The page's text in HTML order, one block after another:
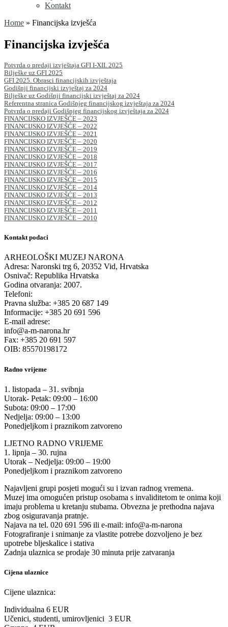
Kontakt
Home » Financijska izvješća
Financijska izvješća
Potvrda o predaji izvještaja GFI I-XII. 2025
Bilješke uz GFI 2025
GFI 2025. Obrasci financijskih izvještaja
Godišnji financijski izvještaj za 2024
Bilješke uz Godišnji financijski izvještaj za 2024
Referentna stranica Godišnjeg financijskog izvještaja za 2024
Potvrda o predaji Godišnjeg financijskog izvještaja za 2024
FINANCIJSKO IZVJEŠĆE – 2023
FINANCIJSKO IZVJEŠĆE – 2022
FINANCIJSKO IZVJEŠĆE – 2021
FINANCIJSKO IZVJEŠĆE – 2020
FINANCIJSKO IZVJEŠĆE – 2019
FINANCIJSKO IZVJEŠĆE – 2018
FINANCIJSKO IZVJEŠĆE – 2017
FINANCIJSKO IZVJEŠĆE – 2016
FINANCIJSKO IZVJEŠĆE – 2015
FINANCIJSKO IZVJEŠĆE – 2014
FINANCIJSKO IZVJEŠĆE – 2013
FINANCIJSKO IZVJEŠĆE – 2012
FINANCIJSKO IZVJEŠĆE – 2011
FINANCIJSKO IZVJEŠĆE – 2010
Kontakt podaci
ARHEOLOŠKI MUZEJ NARONA
Adresa: Naronski trg 6, 20352 Vid, Hrvatska
Osnivač: Republika Hrvatska
Godina otvaranja: 2007.
Telefoni:
Pravna služba: +385 20 687 149
Informacije: +385 20 691 596
E-mail adrese:
info@a-m-narona.hr
Fax: +385 20 691 597
OIB: 85570198172
Radno vrijeme
1. listopada – 31. svibnja
Utorak- Petak: 09:00 – 16:00
Subota: 09:00 – 17:00
Nedjelja: 09:00 – 13:00
Ponedjeljkom i praznikom zatvoreno
LJETNO RADNO VRIJEME
1. lipnja – 30. rujna
Utorak – Nedjelja: 09:00 – 19:00
Ponedjeljkom i praznikom zatvoreno
Najavljeni grupi posjeti mogući su i izvan radnog vremena.
Muzej ima omogućen pristup osobama s invaliditetom te onima koji
imaju problema u kretanju stubama. Obvezna je prethodna najava
zbog osiguravanja pratnje.
Najava na tel. 020 691 596 ili e-mail: info@a-m-narona
Fotografiranje i snimanje za vlastite potrebe dozvoljeno je bez
upotrebe bljeskalice i stativa
Zadnja ulaznica se prodaje 30 minuta prije zatvaranja
Cijena ulaznice
Cijene ulaznica:
Individualna 6 EUR
Učenici, studenti, umirovljenici 3 EUR